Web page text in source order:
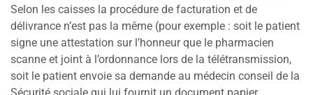
Selon les caisses la procédure de facturation et de
délivrance n’est pas la même (pour exemple : soit le patient
signe une attestation sur l’honneur que le pharmacien
scanne et joint à l’ordonnance lors de la télétransmission,
soit le patient envoie sa demande au médecin conseil de la
Sécurité sociale qui lui fournit un document papier